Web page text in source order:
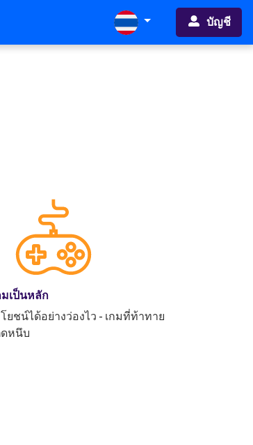
บัญชี
มเป็นหลัก
ยชน์ได้อย่างว่องไว - เกมที่ท้าทาย
ดหนึบ